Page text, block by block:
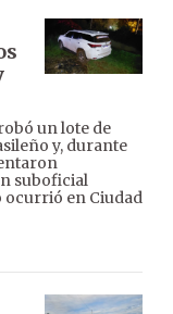
un lote de
y, durante
suboficial
ocurrió en Ciudad